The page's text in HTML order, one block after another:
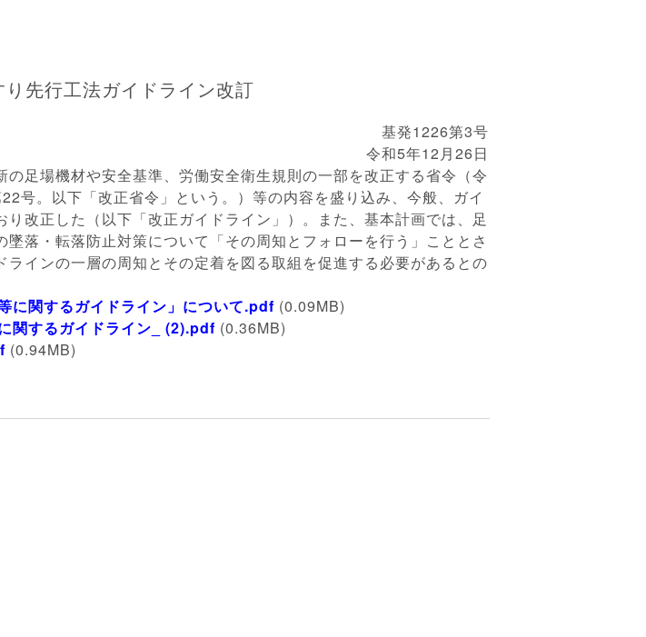
り先行工法ガイドライン改訂
基発1226第3号
令和5年12月26日
足場機材や安全基準、労働安全衛生規則の一部を改正する省令（令
号。以下「改正省令」という。）等の内容を盛り込み、今般、ガイ
り改正した（以下「改正ガイドライン」）。また、基本計画では、足
墜落・転落防止対策について 「その周知とフォローを行う」こととさ
ラインの一層の周知とその定着を図る取組を促進する必要があるとの
に関するガイドライン」について.pdf (0.09MB)
関するガイドライン_ (2).pdf (0.36MB)
(0.94MB)